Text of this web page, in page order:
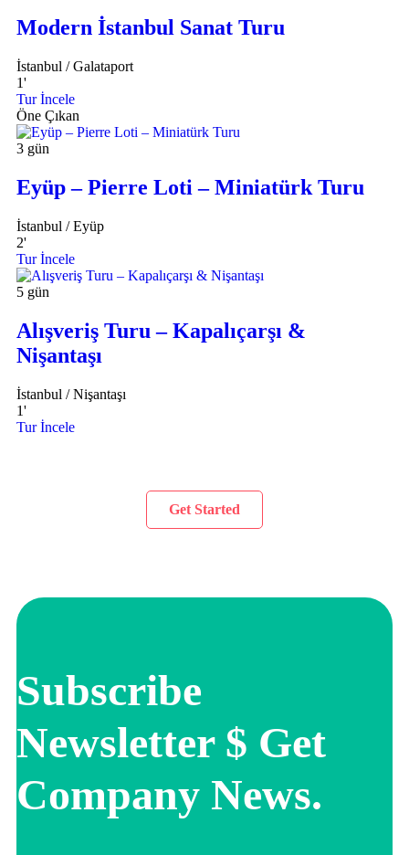
Modern İstanbul Sanat Turu
İstanbul / Galataport
1'
Tur İncele
Öne Çıkan
3 gün
Eyüp – Pierre Loti – Miniatürk Turu
İstanbul / Eyüp
2'
Tur İncele
5 gün
Alışveriş Turu – Kapalıçarşı &
Nişantaşı
İstanbul / Nişantaşı
1'
Tur İncele
Get Started
Subscribe
Newsletter $ Get
Company News.